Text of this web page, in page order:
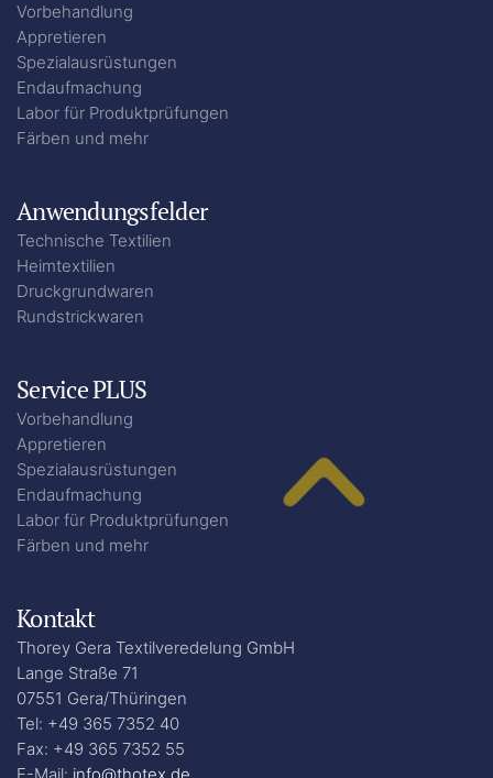
Vorbehandlung
Appretieren
Spezialausrüstungen
Endaufmachung
Labor für Produktprüfungen
Färben und mehr
Anwendungsfelder
Technische Textilien
Heimtextilien
Druckgrundwaren
Rundstrickwaren
Service PLUS
Vorbehandlung
Appretieren
Spezialausrüstungen
Endaufmachung
Labor für Produktprüfungen
Färben und mehr
Kontakt
Thorey Gera Textilveredelung GmbH
Lange Straße 71
07551 Gera/Thüringen
Tel: +49 365 7352 40
Fax: +49 365 7352 55